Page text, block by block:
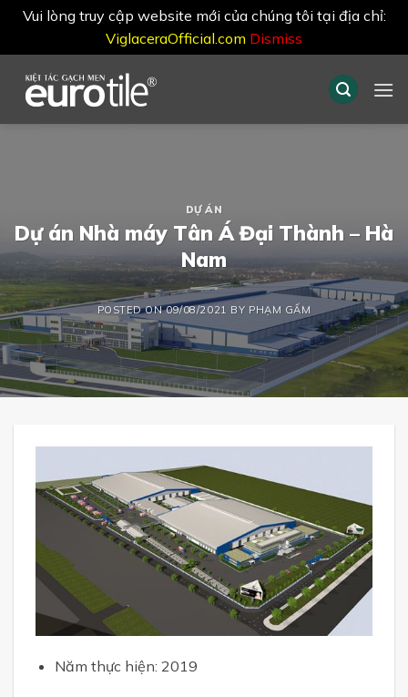
Vui lòng truy cập website mới của chúng tôi tại địa chỉ:
ViglaceraOfficial.com Dismiss
content
DỰ ÁN
Dự án Nhà máy Tân Á Đại Thành – Hà
Nam
POSTED ON09/08/2021 BY PHẠM GẤM
Năm thực hiện: 2019